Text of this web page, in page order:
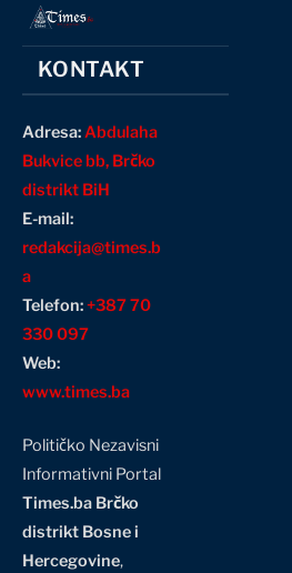
KONTAKT
Adresa:Abdulaha
Bukvice bb, Brčko
distrikt BiH
E-mail:
redakcija@times.b
a
Telefon:+387 70
330 097
Web:
www.times.ba
Političko Nezavisni
Informativni Portal
Times.ba Brčko
distrikt Bosne i
Hercegovine,